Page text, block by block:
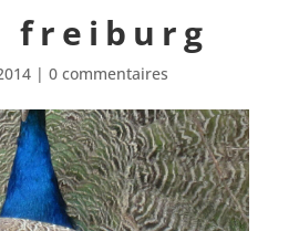
freiburg
| 0 commentaires